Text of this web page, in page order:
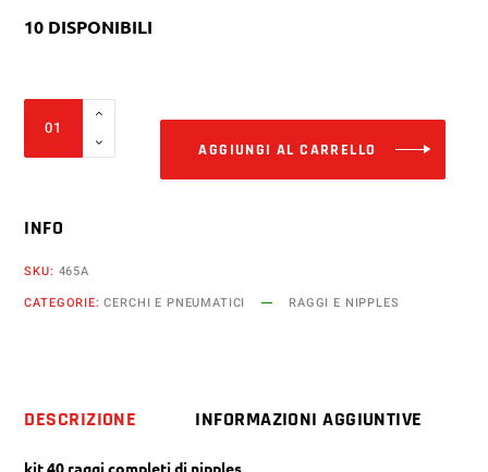
10 DISPONIBILI
nipples
90°
AGGIUNGI AL CARRELLO
INFO
SKU: 465A
CATEGORIE:CERCHI E PNEUMATICI RAGGI E NIPPLES
DESCRIZIONE INFORMAZIONI AGGIUNTIVE
kit 40 raggi completi di nipples